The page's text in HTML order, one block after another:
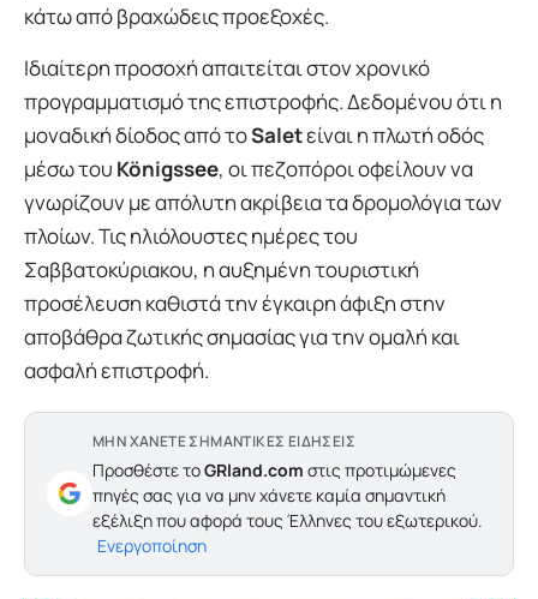
κάτω από βραχώδεις προεξοχές.
Ιδιαίτερη προσοχή απαιτείται στον χρονικό
προγραμματισμό της επιστροφής. Δεδομένου ότι η
μοναδική δίοδος από τοSaletείναι η πλωτή οδός
μέσω του Königssee, οι πεζοπόροι οφείλουν να
γνωρίζουν με απόλυτη ακρίβεια τα δρομολόγια των
πλοίων. Τις ηλιόλουστες ημέρες του
Σαββατοκύριακου, η αυξημένη τουριστική
προσέλευση καθιστά την έγκαιρη άφιξη στην
αποβάθρα ζωτικής σημασίας για την ομαλή και
ασφαλή επιστροφή.
ΜΗΝ ΧΑΝΕΤΕ ΣΗΜΑΝΤΙΚΕΣ ΕΙΔΗΣΕΙΣ
Προσθέστε τοGRland.com στις προτιμώμενες
πηγές σας για να μην χάνετε καμία σημαντική
εξέλιξη που αφορά τους Έλληνες του εξωτερικού.
Ενεργοποίηση